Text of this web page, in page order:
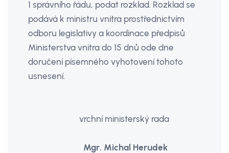
1 správního řádu, podat rozklad. Rozklad se
podává k ministru vnitra prostřednictvím
odboru legislativy a koordinace předpisů
Ministerstva vnitra do 15 dnů ode dne
doručení písemného vyhotovení tohoto
usnesení.
vrchní ministerský rada
Mgr. Michal Herudek